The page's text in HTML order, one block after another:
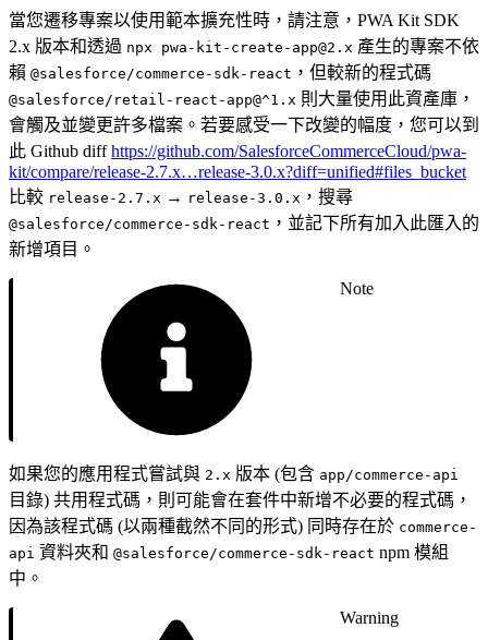
當您遷移專案以使用範本擴充性時，請注意，PWA Kit SDK
2.x 版本和透過 npx pwa-kit-create-app@2.x 產生的專案不依
賴 @salesforce/commerce-sdk-react ，但較新的程式碼
@salesforce/retail-react-app@^1.x 則大量使用此資產庫，
會觸及並變更許多檔案。若要感受一下改變的幅度，您可以到
此 Github diffhttps://github.com/SalesforceCommerceCloud/pwa-
kit/compare/release-2.7.x…release-3.0.x?diff=unified#files_bucket
比較 release-2.7.x → release-3.0.x ，搜尋
@salesforce/commerce-sdk-react ，並記下所有加入此匯入的
新增項目。
Note
如果您的應用程式嘗試與 2.x 版本 (包含 app/commerce-api
目錄) 共用程式碼，則可能會在套件中新增不必要的程式碼，
因為該程式碼 (以兩種截然不同的形式) 同時存在於 commerce-
api 資料夾和 @salesforce/commerce-sdk-react npm 模組
中。
Warning